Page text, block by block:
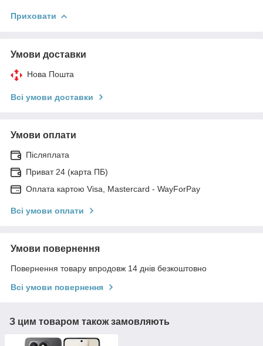
Приховати
Умови доставки
Нова Пошта
Всі умови доставки
Умови оплати
Післяплата
Приват 24 (карта ПБ)
Оплата картою Visa, Mastercard - WayForPay
Всі умови оплати
Умови повернення
Повернення товару впродовж 14 днів безкоштовно
Всі умови повернення
З цим товаром також замовляють